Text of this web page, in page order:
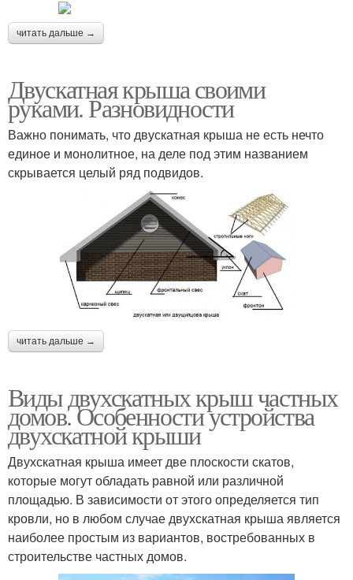
читать дальше →
Двускатная крыша своими
руками. Разновидности
Важно понимать, что двускатная крыша не есть нечто
единое и монолитное, на деле под этим названием
скрывается целый ряд подвидов.
читать дальше →
Виды двухскатных крыш частных
домов. Особенности устройства
двухскатной крыши
Двухскатная крыша имеет две плоскости скатов,
которые могут обладать равной или различной
площадью. В зависимости от этого определяется тип
кровли, но в любом случае двухскатная крыша является
наиболее простым из вариантов, востребованных в
строительстве частных домов.